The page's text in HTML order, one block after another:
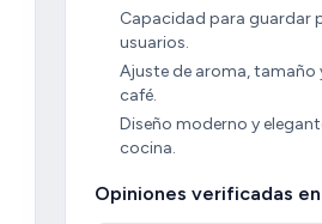
Capacidad para guardar
usuarios.
Ajuste de aroma, tamaño
café.
Diseño moderno y
cocina.
Opiniones verificadas